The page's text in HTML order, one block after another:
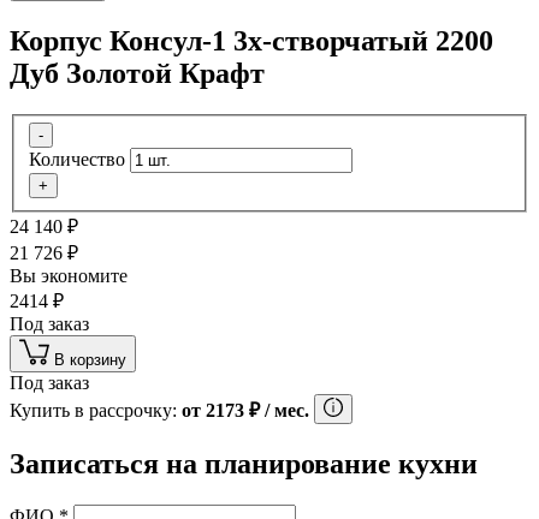
Корпус Консул-1 3х-створчатый 2200
Дуб Золотой Крафт
-
Количество
+
24 140 ₽
21 726 ₽
Вы экономите
2414 ₽
Под заказ
В корзину
Под заказ
Купить в рассрочку: от 2173 ₽/ мес.
Записаться на планирование кухни